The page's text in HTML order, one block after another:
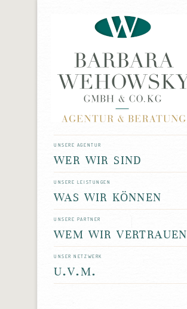
unsere agentur
wer wir sind
unsere leistungen
was wir können
unsere partner
wem wir vertrauen
unser netzwerk
u.v.m.